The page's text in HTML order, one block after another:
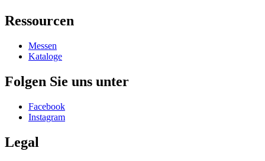
Ressourcen
Messen
Kataloge
Folgen Sie uns unter
Facebook
Instagram
Legal